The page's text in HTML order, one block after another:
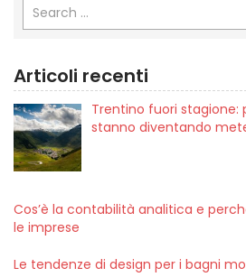
Articoli recenti
Trentino fuori stagione:
stanno diventando
Cos’è la contabilità analitica e
le imprese
Le tendenze di design per i bagni